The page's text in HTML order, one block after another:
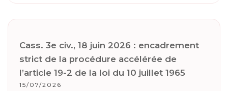
Cass. 3e civ., 18 juin 2026 : encadrement
strict de la procédure accélérée de
l’article 19-2 de la loi du 10 juillet 1965
15/07/2026